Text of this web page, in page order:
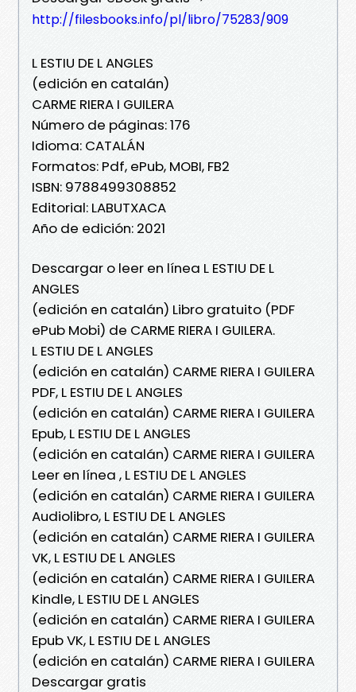
http://filesbooks.info/pl/libro/75283/909
L ESTIU DE L ANGLES
(edición en catalán)
CARME RIERA I GUILERA
Número de páginas: 176
Idioma: CATALÁN
Formatos: Pdf, ePub, MOBI, FB2
ISBN: 9788499308852
Editorial: LABUTXACA
Año de edición: 2021
Descargar o leer en línea L ESTIU DE L
ANGLES
(edición en catalán) Libro gratuito (PDF
ePub Mobi) de CARME RIERA I GUILERA.
L ESTIU DE L ANGLES
(edición en catalán) CARME RIERA I GUILERA
PDF, L ESTIU DE L ANGLES
(edición en catalán) CARME RIERA I GUILERA
Epub, L ESTIU DE L ANGLES
(edición en catalán) CARME RIERA I GUILERA
Leer en línea , L ESTIU DE L ANGLES
(edición en catalán) CARME RIERA I GUILERA
Audiolibro, L ESTIU DE L ANGLES
(edición en catalán) CARME RIERA I GUILERA
VK, L ESTIU DE L ANGLES
(edición en catalán) CARME RIERA I GUILERA
Kindle, L ESTIU DE L ANGLES
(edición en catalán) CARME RIERA I GUILERA
Epub VK, L ESTIU DE L ANGLES
(edición en catalán) CARME RIERA I GUILERA
Descargar gratis